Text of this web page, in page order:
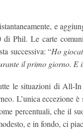
e
Phil. Le carte
successiva: “Ho
il primo giorno. E
le situazioni di All-In
L’unica eccezione
percentuali, che il
e in fondo, ci